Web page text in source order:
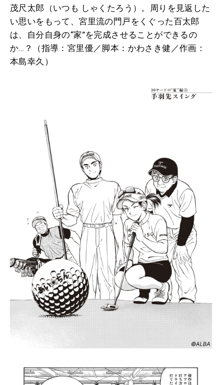
茂尺太郎（いつも しゃくたろう）。周りを見返した
い思いをもって、宮里流の門戸をくぐった百太郎
は、自分自身の“家”を完成させることができるの
か…？（指導：宮里優／脚本：かわさき健／作画：
本島幸久）